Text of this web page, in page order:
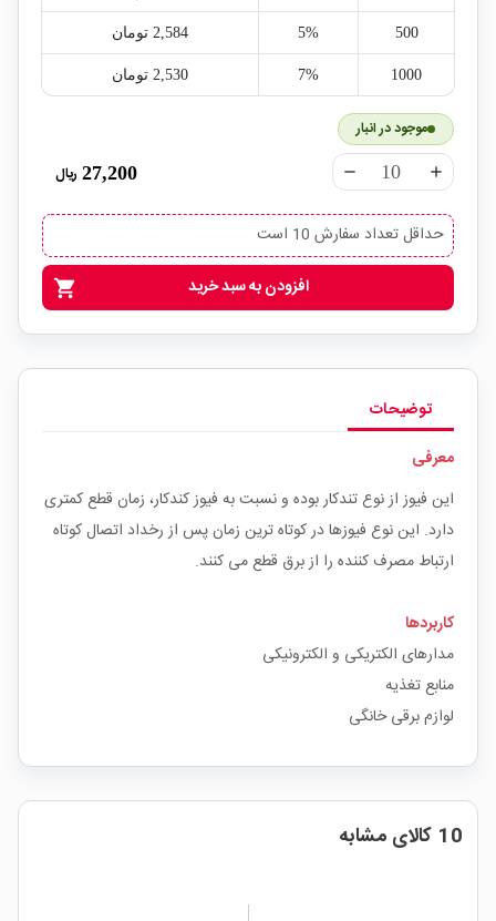
500
5% 2,584‎ تومان
1000
7% 2,530‎ تومان
موجود در انبار
remove add
27,200 ریال
حداقل تعداد سفارش 10 است
shopping_cart افزودن به سبد خرید
توضیحات
معرفی
این فیوز از نوع تندکار بوده و نسبت به فیوز کندکار، زمان قطع کمتری
دارد. این نوع فیوزها در کوتاه ترین زمان پس از رخداد اتصال کوتاه
ارتباط مصرف کننده را از برق قطع می کنند.
کاربردها
مدارهای الکتریکی و الکترونیکی
منابع تغذیه
لوازم برقی خانگی
10 کالای مشابه